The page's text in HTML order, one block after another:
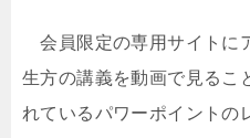
会員限定の専用サイトに
生方の講義を動画で見るこ
れているパワーポイントの